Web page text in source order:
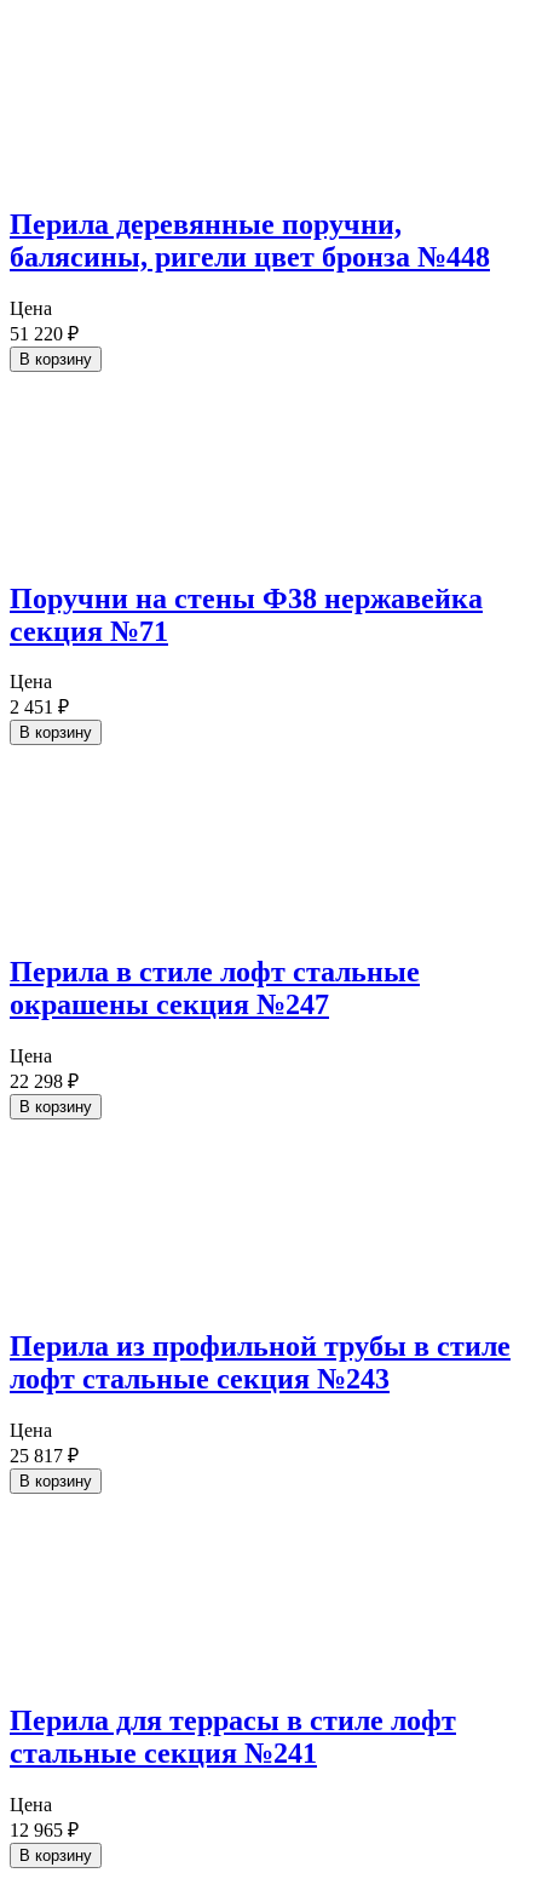
Перила деревянные поручни,
балясины, ригели цвет бронза №448
Цена
51 220 ₽
В корзину
Поручни на стены Ф38 нержавейка
секция №71
Цена
2 451 ₽
В корзину
Перила в стиле лофт стальные
окрашены секция №247
Цена
22 298 ₽
В корзину
Перила из профильной трубы в стиле
лофт стальные секция №243
Цена
25 817 ₽
В корзину
Перила для террасы в стиле лофт
стальные секция №241
Цена
12 965 ₽
В корзину